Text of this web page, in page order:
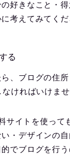
好きなこと・
考えてみてくだ
る
、ブログの住
ければいけませ
サイトを使って
・デザインの
でブログを行